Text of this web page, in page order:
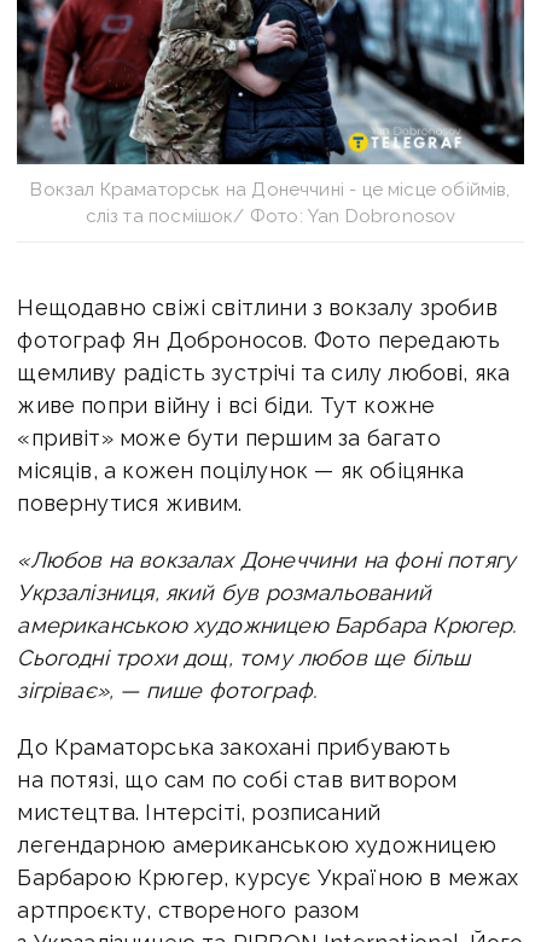
Вокзал Краматорськ на Донеччині - це місце обіймів,
сліз та посмішок/ Фото: Yan Dobronosov
Нещодавно свіжі світлини з вокзалу зробив
фотограф Ян Доброносов. Фото передають
щемливу радість зустрічі та силу любові, яка
живе попри війну і всі біди. Тут кожне
«привіт» може бути першим за багато
місяців, а кожен поцілунок — як обіцянка
повернутися живим.
«Любов на вокзалах Донеччини на фоні потягу
Укрзалізниця, який був розмальований
американською художницею Барбара Крюгер.
Сьогодні трохи дощ, томулюбов ще більш
зігріває», — пише фотограф.
До Краматорська закохані прибувають
на потязі, що сам по собі став витвором
мистецтва. Інтерсіті, розписаний
легендарною американською художницею
Барбарою Крюгер, курсує Україною в межах
артпроєкту, створеного разом